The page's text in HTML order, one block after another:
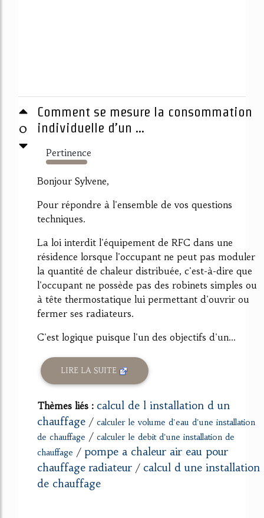
0
Comment se mesure la consommation
individuelle d’un ...
Pertinence
1178%
Bonjour Sylvene,
Pour répondre à l'ensemble de vos questions
techniques.
La loi interdit l'équipement de RFC dans une
résidence lorsque l'occupant ne peut pas moduler
la quantité de chaleur distribuée, c'est-à-dire que
l'occupant ne possède pas des robinets simples ou
à tête thermostatique lui permettant d'ouvrir ou
fermer ses radiateurs.
C'est logique puisque l'un des objectifs d'un...
LIRE LA SUITE
Thèmes liés : calcul de l installation d un
chauffage / calculer le volume d'eau d'une installation
de chauffage / calculer le debit d'une installation de
chauffage / pompe a chaleur air eau pour
chauffage radiateur / calcul d une installation
de chauffage